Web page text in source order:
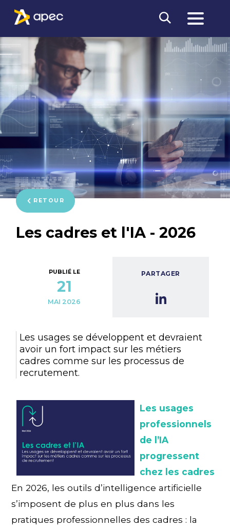
RETOUR
Les cadres et l'IA - 2026
PUBLIÉ LE
21
MAI 2026
PARTAGER
Les usages se développent et devraient
avoir un fort impact sur les métiers
cadres comme sur les processus de
recrutement.
Les usages
professionnels
de l’IA
progressent
chez les cadres
En 2026, les outils d’intelligence artificielle
s’imposent de plus en plus dans les
pratiques professionnelles des cadres : la